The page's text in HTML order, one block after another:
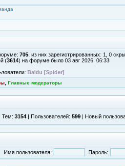
705 , из них зарегистрированных: 1, 0
(3614) на форуме было 03 авг 2026, 06:33
Baidu [Spider]
Главные модераторы
| Тем: 3154 | Пользователей: 599 | Новый
Имя пользователя: Пароль: